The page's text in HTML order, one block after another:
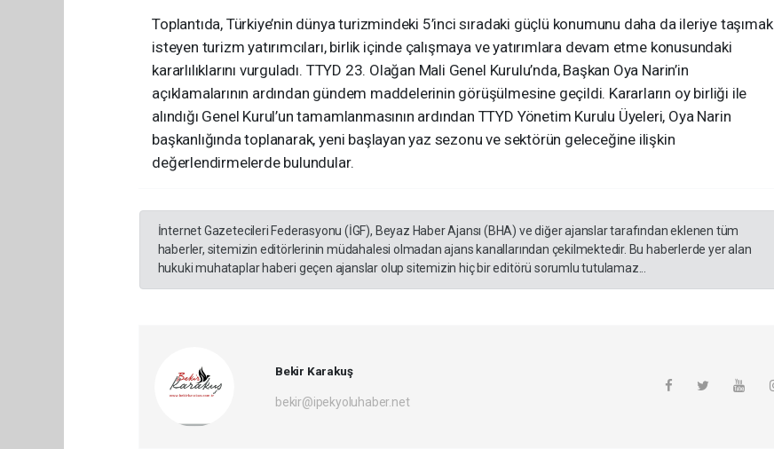
Toplantıda, Türkiye’nin dünya turizmindeki 5’inci sıradaki güçlü konumunu daha da ileriye taşımak
isteyen turizm yatırımcıları, birlik içinde çalışmaya ve yatırımlara devam etme konusundaki
kararlılıklarını vurguladı. TTYD 23. Olağan Mali Genel Kurulu’nda, Başkan Oya Narin’in
açıklamalarının ardından gündem maddelerinin görüşülmesine geçildi. Kararların oy birliği ile
alındığı Genel Kurul’un tamamlanmasının ardından TTYD Yönetim Kurulu Üyeleri, Oya Narin
başkanlığında toplanarak, yeni başlayan yaz sezonu ve sektörün geleceğine ilişkin
değerlendirmelerde bulundular.
İnternet Gazetecileri Federasyonu (İGF), Beyaz Haber Ajansı (BHA) ve diğer ajanslar tarafından eklenen tüm
haberler, sitemizin editörlerinin müdahalesi olmadan ajans kanallarından çekilmektedir. Bu haberlerde yer alan
hukuki muhataplar haberi geçen ajanslar olup sitemizin hiç bir editörü sorumlu tutulamaz...
Bekir Karakuş
bekir@ipekyoluhaber.net